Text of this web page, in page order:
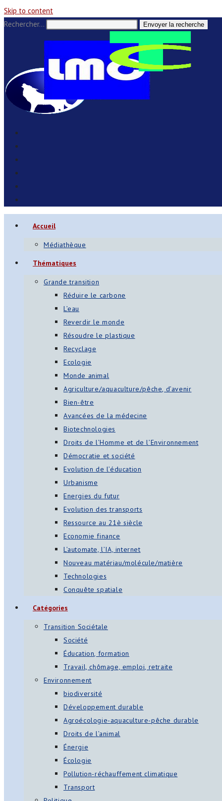
Skip to content
Rechercher…
Envoyer la recherche
Accueil
Médiathèque
Thématiques
Grande transition
Réduire le carbone
L’eau
Reverdir le monde
Résoudre le plastique
Recyclage
Ecologie
Monde animal
Agriculture/aquaculture/pêche, d’avenir
Bien-être
Avancées de la médecine
Biotechnologies
Droits de l’Homme et de l’Environnement
Démocratie et société
Evolution de l’éducation
Urbanisme
Energies du futur
Evolution des transports
Ressource au 21è siècle
Economie finance
L’automate, l’IA, internet
Nouveau matériau/molécule/matière
Technologies
Conquête spatiale
Catégories
Transition Sociétale
Société
Éducation, formation
Travail, chômage, emploi, retraite
Environnement
biodiversité
Développement durable
Agroécologie-aquaculture-pêche durable
Droits de l’animal
Énergie
Écologie
Pollution-réchauffement climatique
Transport